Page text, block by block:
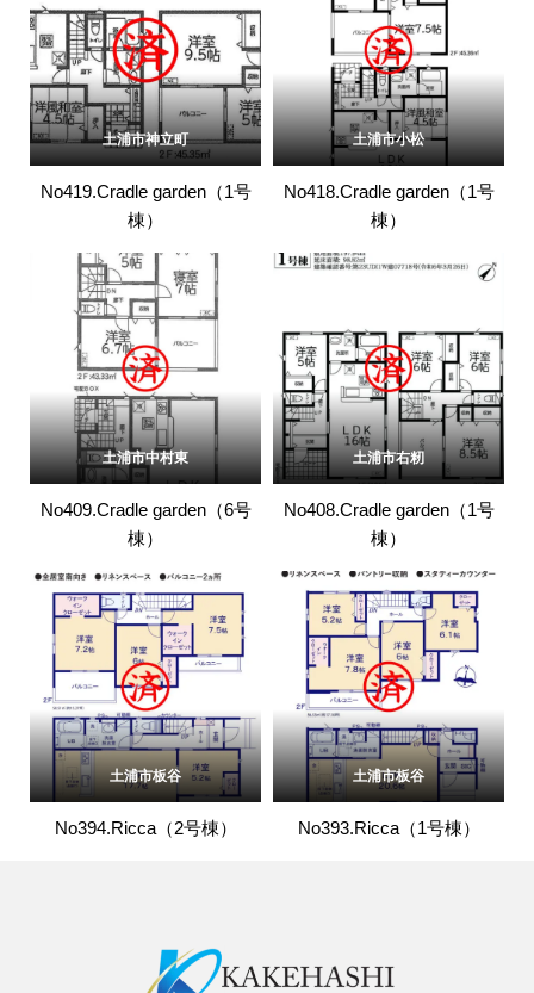
土浦市神立町
No419.Cradle garden（1号
棟）
土浦市小松
No418.Cradle garden（1号
棟）
土浦市中村東
No409.Cradle garden（6号
棟）
土浦市右籾
No408.Cradle garden（1号
棟）
土浦市板谷
No394.Ricca（2号棟）
土浦市板谷
No393.Ricca（1号棟）